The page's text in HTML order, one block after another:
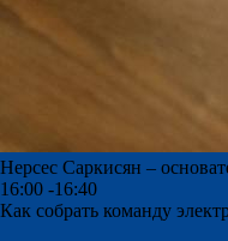
Нерсес Саркисян –
16:00 -16:40
Как собрать команду